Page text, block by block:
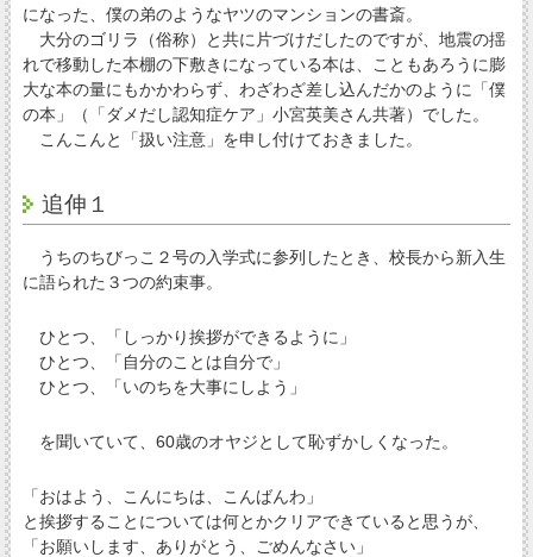
になった、僕の弟のようなヤツのマンションの書斎。
大分のゴリラ（俗称）と共に片づけだしたのですが、地震の揺
れで移動した本棚の下敷きになっている本は、こともあろうに膨
大な本の量にもかかわらず、わざわざ差し込んだかのように「僕
の本」（「ダメだし認知症ケア」小宮英美さん共著）でした。
こんこんと「扱い注意」を申し付けておきました。
追伸１
うちのちびっこ２号の入学式に参列したとき、校長から新入生
に語られた３つの約束事。
ひとつ、「しっかり挨拶ができるように」
ひとつ、「自分のことは自分で」
ひとつ、「いのちを大事にしよう」
を聞いていて、60歳のオヤジとして恥ずかしくなった。
「おはよう、こんにちは、こんばんわ」
と挨拶することについては何とかクリアできていると思うが、
「お願いします、ありがとう、ごめんなさい」